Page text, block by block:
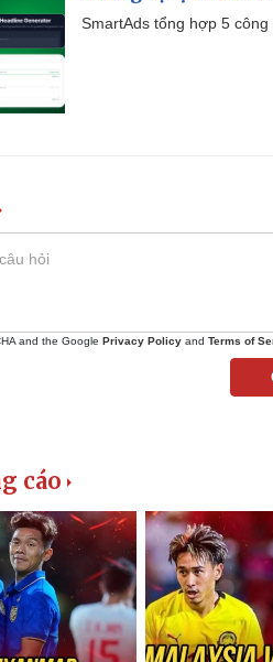
SmartAds tổng hợp 5
and the Google Privacy Policy and Terms of